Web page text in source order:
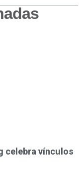
celebra vínculos